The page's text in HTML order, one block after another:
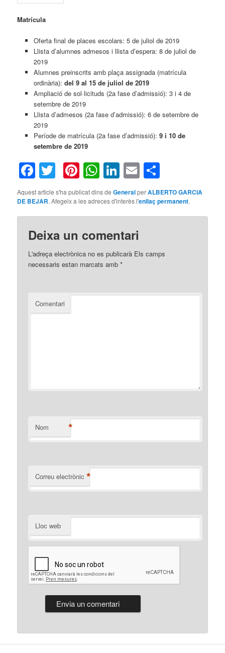
Matrícula
Oferta final de places escolars: 5 de juliol de 2019
Llista d’alumnes admesos i llista d’espera: 8 de juliol de
2019
Alumnes preinscrits amb plaça assignada (matrícula
ordinària): del 9 al 15 de juliol de 2019
Ampliació de sol·licituds (2a fase d’admissió): 3 i 4 de
setembre de 2019
Llista d’admesos (2a fase d’admissió): 6 de setembre de
2019
Període de matrícula (2a fase d’admissió): 9 i 10 de
setembre de 2019
Facebook
TwitterPinterest
WhatsApp
LinkedIn
Email
Aquest article s'ha publicat dins deGeneralperALBERTO GARCIA
DE BEJAR. Afegeix a les adreces d'interès l'enllaç permanent.
Deixa un comentari
L'adreça electrònica no es publicarà Els camps
necessaris estan marcats amb*
Comentari
Nom *
Correu electrònic *
Lloc web